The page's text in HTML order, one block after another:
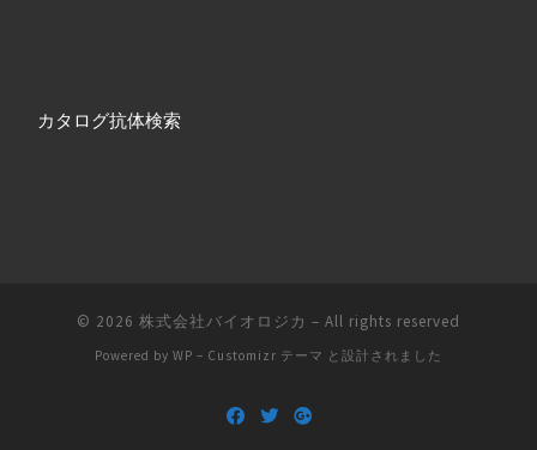
カタログ抗体検索
© 2026 株式会社バイオロジカ – All rights reserved
Powered by WP – Customizr テーマ と設計されました